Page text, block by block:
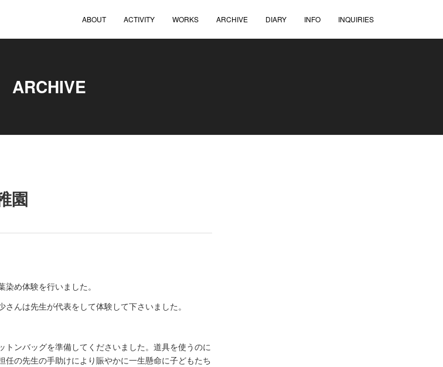
ABOUT ACTIVITY WORKS ARCHIVE DIARY INFO INQUIRIES
ARCHIVE
園
め体験を行いました。
んは先生が代表をして体験して下さいました。
ンバッグを準備してくださいました。道具を使うのに
任の先生の手助けにより賑やかに一生懸命に子どもたち